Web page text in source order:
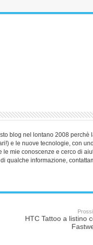
blog nel lontano 2008 perchè
e le nuove tecnologie, con
mie conoscenze e cerco di
qualche informazione,
HTC Tattoo a listino